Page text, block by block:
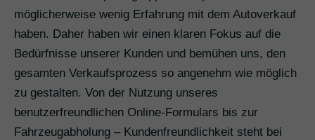
möglicherweise wenig Erfahrung mit dem Autoverkauf
haben. Daher haben wir einen klaren Fokus auf die
Bedürfnisse unserer Kunden und bemühen uns, den
gesamten Verkaufsprozess so angenehm wie möglich
zu gestalten. Von der Nutzung unseres
benutzerfreundlichen Online-Formulars bis zur
Fahrzeugabholung – Kundenfreundlichkeit steht bei